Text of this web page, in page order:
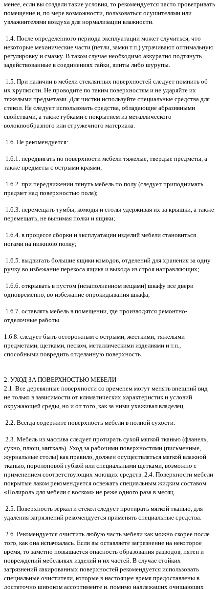
менее, если вы создали такие условия, то рекомендуется часто проветривать
помещение и, по мере возможности, пользоваться осушителями или
увлажнителями воздуха для нормализации влажности.
1.4. После определенного периода эксплуатации может случиться, что
некоторые механические части (петли, замки т.п.) утрачивают оптимальную
регулировку и смазку. В таком случае необходимо аккуратно подтянуть
задействованные в соединениях гайки, винты либо шурупы.
1.5. При наличии в мебели стеклянных поверхностей следует помнить об
их хрупкости. Не проводите по таким поверхностям и не ударяйте их
тяжелыми предметами. Для чистки используйте специальные средства для
стекол. Не следует использовать средства, обладающие абразивными
свойствами, а также губками с покрытием из металлического
волокнообразного или стружечного материала.
1.6. Не рекомендуется:
1.6.1. передвигать по поверхности мебели тяжелые, твердые предметы, а
также предметы с острыми краями;
1.6.2. при передвижении тянуть мебель по полу (следует приподнимать
предмет над поверхностью пола);
1.6.3. перемещать тумбы, комоды и столы удерживая их за крышки, а также
перемещать, не вынимая полки и ящики;
1.6.4. в процессе сборки и эксплуатации изделий мебели становиться
ногами на нижнюю полку;
1.6.5. выдвигать большие ящики комодов, отделений для хранения за одну
ручку во избежание перекоса ящика и выхода из строя направляющих;
1.6.6. открывать в пустом (незаполненном вещами) шкафу все двери
одновременно, во избежание опрокидывания шкафа;
1.6.7. оставлять мебель в помещении, где производятся ремонтно-
отделочные работы.
1.6.8. следует быть осторожным с острыми, жесткими, тяжелыми
предметами, щетками, песком, металлическими изделиями и т.п.,
способными повредить отделанную поверхность.
2. УХОД ЗА ПОВЕРХНОСТЬЮ МЕБЕЛИ
2.1. Все деревянные поверхности со временем могут менять внешний вид
не только в зависимости от климатических характеристик и условий
окружающей среды, но и от того, как за ними ухаживал владелец.
2.2. Всегда содержите поверхность мебели в полной сухости.
2.3. Мебель из массива следует протирать сухой мягкой тканью (фланель,
сукно, плюш, миткаль). Уход за рабочими поверхностями (письменные,
журнальные столы) как правило, должен осуществляться мягкой влажной
тканью, поролоновой губкой или специальными щетками, возможно с
применением соответствующих моющих средств. 2.4. Поверхности мебели
покрытые лаком рекомендуется освежать специальным жидким составом
«Полироль для мебели с воском» не реже одного раза в месяц.
2.5. Поверхность зеркал и стекол следует протирать мягкой тканью, для
удаления загрязнений рекомендуется применять специальные средства.
2.6. Рекомендуется очистить любую часть мебели как можно скорее после
того, как она испачкалась. Если вы оставляете загрязнение на некоторое
время, то заметно повышается опасность образования разводов, пятен и
повреждений мебельных изделий и их частей. В случае стойких
загрязнений лакированных поверхностей рекомендуется использовать
специальные очистители, которые в настоящее время предоставлены в
достаточно широком ассортименте и, помимо надлежащих очищающих